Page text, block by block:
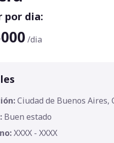
por dia:
/dia
Ciudad de Buenos Aires,
Buen estado
XXXX - XXXX